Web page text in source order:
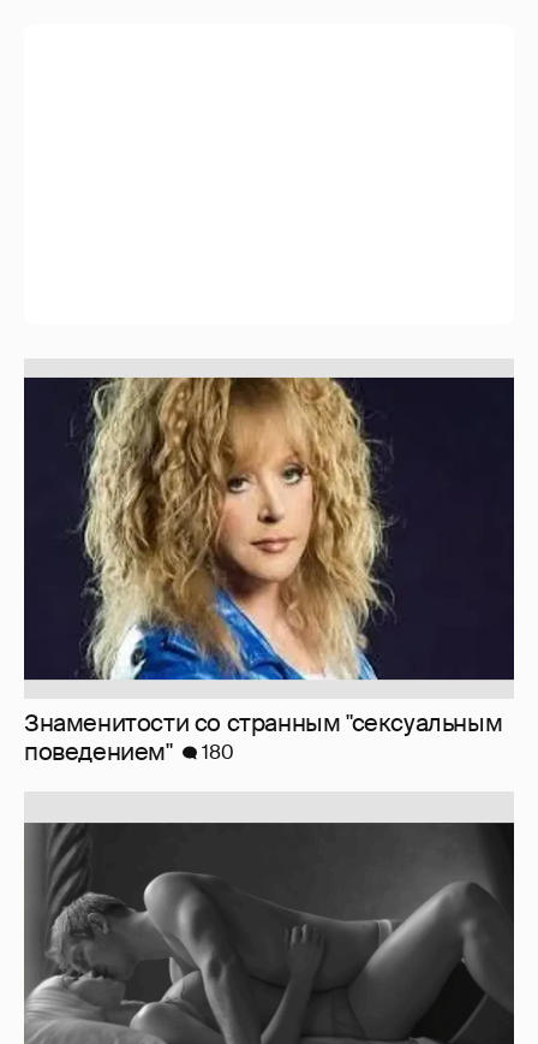
Знаменитости со странным "сексуальным
поведением"
180